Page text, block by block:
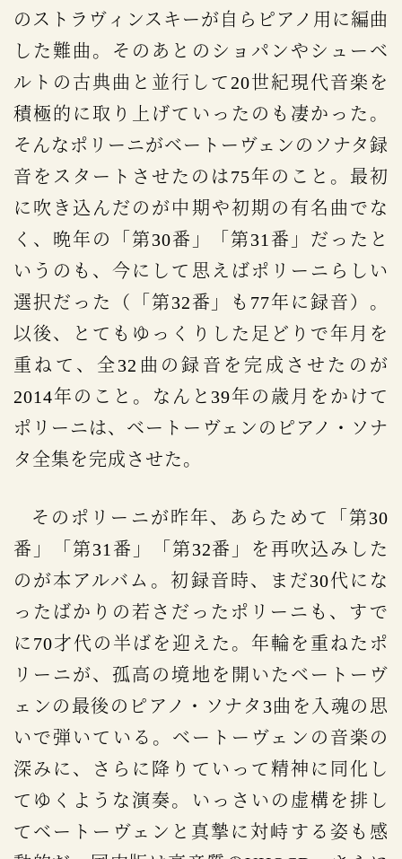
のストラヴィンスキーが自らピアノ用に編曲
した難曲。そのあとのショパンやシューベ
ルトの古典曲と並行して20世紀現代音楽を
積極的に取り上げていったのも凄かった。
そんなポリーニがベートーヴェンのソナタ録
音をスタートさせたのは75年のこと。最初
に吹き込んだのが中期や初期の有名曲でな
く、晩年の「第30番」「第31番」だったと
いうのも、今にして思えばポリーニらしい
選択だった（「第32番」も77年に録音）。
以後、とてもゆっくりした足どりで年月を
重ねて、全32曲の録音を完成させたのが
2014年のこと。なんと39年の歳月をかけて
ポリーニは、ベートーヴェンのピアノ・ソナ
タ全集を完成させた。
そのポリーニが昨年、あらためて「第30
番」「第31番」「第32番」を再吹込みした
のが本アルバム。初録音時、まだ30代にな
ったばかりの若さだったポリーニも、すで
に70才代の半ばを迎えた。年輪を重ねたポ
リーニが、孤高の境地を開いたベートーヴ
ェンの最後のピアノ・ソナタ3曲を入魂の思
いで弾いている。ベートーヴェンの音楽の
深みに、さらに降りていって精神に同化し
てゆくような演奏。いっさいの虚構を排し
てベートーヴェンと真摯に対峙する姿も感